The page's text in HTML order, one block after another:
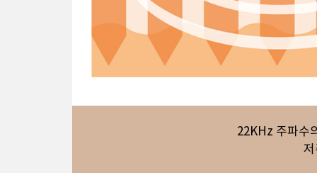
22KHz 주파수